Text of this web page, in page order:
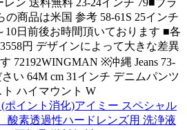
ン 送料無料 23-24インチ 79■ブラ
の商品は米国 参考 58-61S 25インチ
10日前後お時間頂いております ■各
円 デザインによって大きな差異
72192WINGMAN ※沖縄 Jeans 73-
い 64M cm 31インチ デニムパンツ
ト ハイマウント W
ポイント消化)アイミー スペシャル
酸素透過性ハードレンズ用 洗浄液